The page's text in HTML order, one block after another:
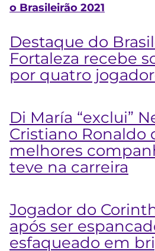
o Brasileirão 2021
Destaque do
Fortaleza recebe
por quatro
Di María “exclui”
Cristiano Ronaldo
melhores
teve na carreira
Jogador do
após ser
esfaqueado em